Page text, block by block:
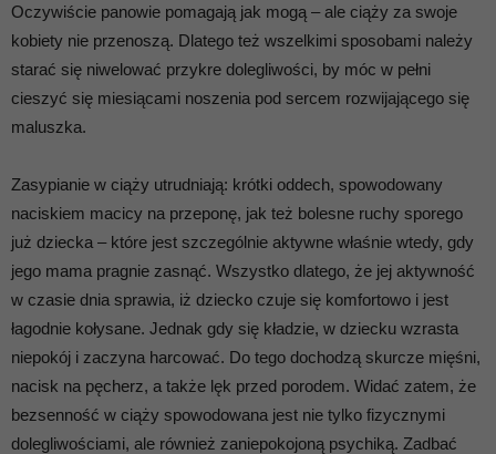
Oczywiście panowie pomagają jak mogą – ale ciąży za swoje
kobiety nie przenoszą. Dlatego też wszelkimi sposobami należy
starać się niwelować przykre dolegliwości, by móc w pełni
cieszyć się miesiącami noszenia pod sercem rozwijającego się
maluszka.
Zasypianie w ciąży utrudniają: krótki oddech, spowodowany
naciskiem macicy na przeponę, jak też bolesne ruchy sporego
już dziecka – które jest szczególnie aktywne właśnie wtedy, gdy
jego mama pragnie zasnąć. Wszystko dlatego, że jej aktywność
w czasie dnia sprawia, iż dziecko czuje się komfortowo i jest
łagodnie kołysane. Jednak gdy się kładzie, w dziecku wzrasta
niepokój i zaczyna harcować. Do tego dochodzą skurcze mięśni,
nacisk na pęcherz, a także lęk przed porodem. Widać zatem, że
bezsenność w ciąży spowodowana jest nie tylko fizycznymi
dolegliwościami, ale również zaniepokojoną psychiką. Zadbać